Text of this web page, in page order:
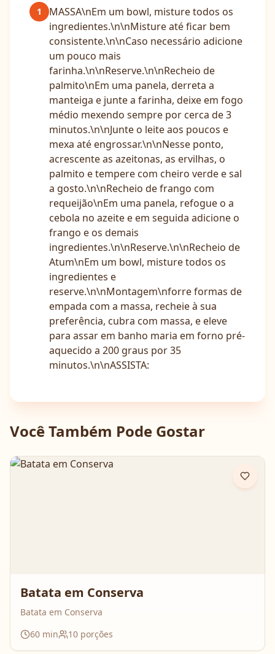
1
MASSA\nEm um bowl, misture todos os
ingredientes.\n\nMisture até ficar bem
consistente.\n\nCaso necessário adicione
um pouco mais
farinha.\n\nReserve.\n\nRecheio de
palmito\nEm uma panela, derreta a
manteiga e junte a farinha, deixe em fogo
médio mexendo sempre por cerca de 3
minutos.\n\nJunte o leite aos poucos e
mexa até engrossar.\n\nNesse ponto,
acrescente as azeitonas, as ervilhas, o
palmito e tempere com cheiro verde e sal
a gosto.\n\nRecheio de frango com
requeijão\nEm uma panela, refogue o a
cebola no azeite e em seguida adicione o
frango e os demais
ingredientes.\n\nReserve.\n\nRecheio de
Atum\nEm um bowl, misture todos os
ingredientes e
reserve.\n\nMontagem\nforre formas de
empada com a massa, recheie à sua
preferência, cubra com massa, e eleve
para assar em banho maria em forno pré-
aquecido a 200 graus por 35
minutos.\n\nASSISTA:
Você Também Pode Gostar
Batata em Conserva
Batata em Conserva
60 min 10 porções